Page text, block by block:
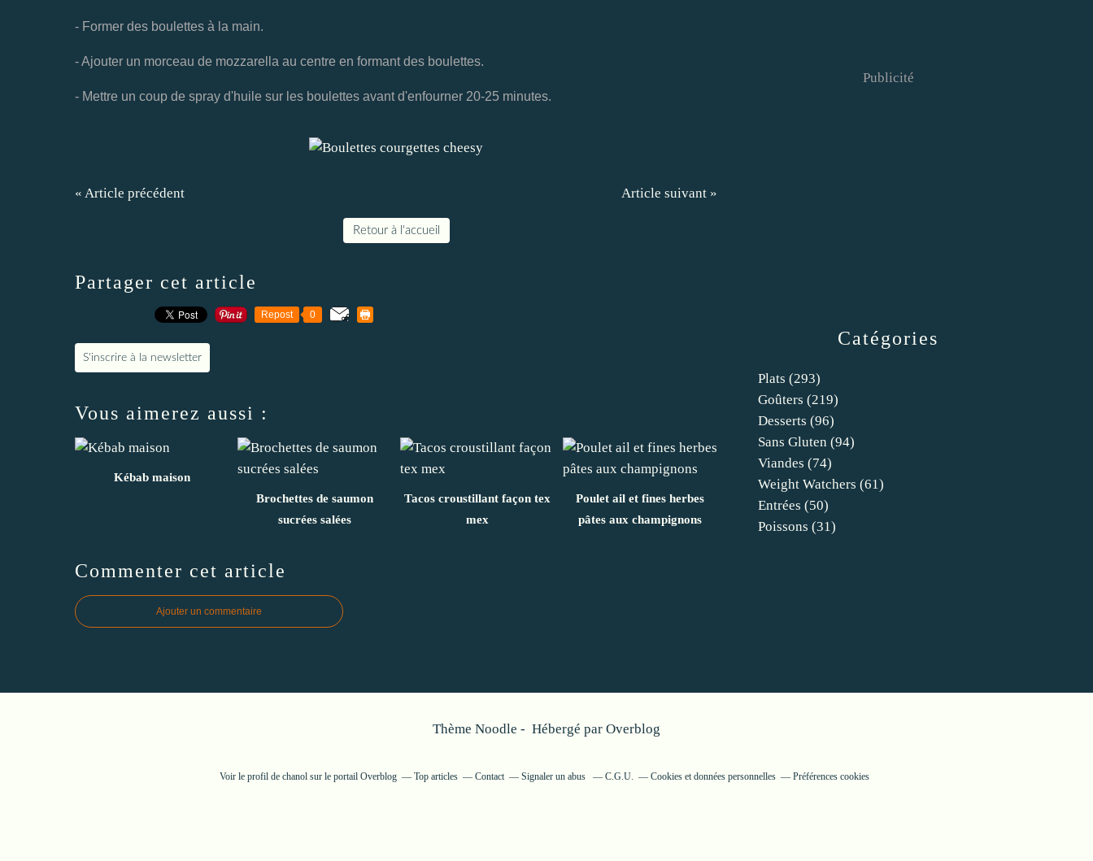
- Former des boulettes à la main.
- Ajouter un morceau de mozzarella au centre en formant des boulettes.
- Mettre un coup de spray d'huile sur les boulettes avant d'enfourner 20-25 minutes.
« Article précédent Article suivant »
Retour à l'accueil
Partager cet article
Repost 0
S'inscrire à la newsletter
Vous aimerez aussi :
Kébab maison
Brochettes de saumon
sucrées salées
Tacos croustillant façon tex
mex
Poulet ail et fines herbes
pâtes aux champignons
Commenter cet article
Ajouter un commentaire
Catégories
Plats (293)
Goûters (219)
Desserts (96)
Sans Gluten (94)
Viandes (74)
Weight Watchers (61)
Entrées (50)
Poissons (31)
Publicité
Thème Noodle - Hébergé par Overblog
Voir le profil de chanolsur le portail Overblog Top articles Contact Signaler un abus C.G.U. Cookies et données personnelles Préférences cookies